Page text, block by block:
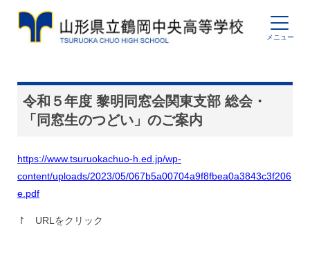
令和５年度 黎明同窓会関東支部 総会・
「同窓生のつどい」のご案内
https://www.tsuruokachuo-h.ed.jp/wp-
content/uploads/2023/05/067b5a00704a9f8fbea0a3843c3f206
e.pdf
↾ URLをクリック